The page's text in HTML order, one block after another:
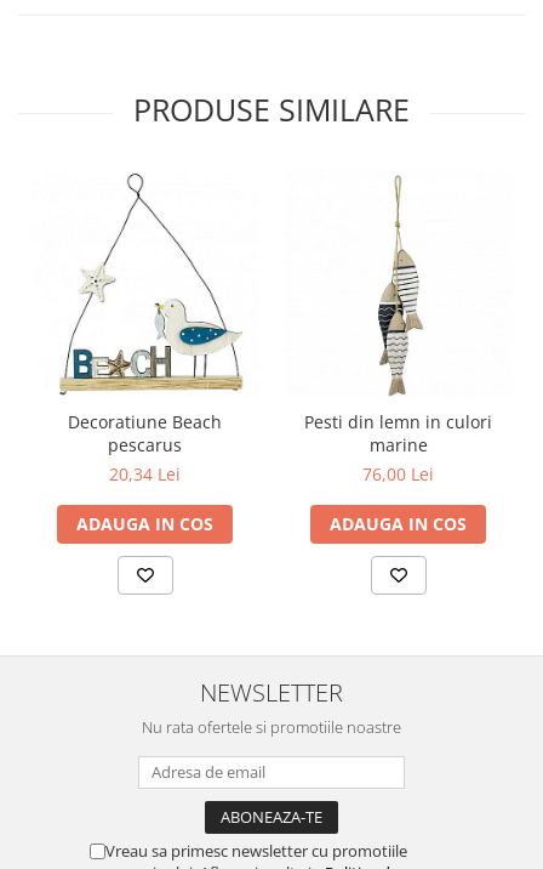
PRODUSE SIMILARE
Decoratiune Beach
pescarus
20,34 Lei
ADAUGA IN COS
Pesti din lemn in culori
marine
76,00 Lei
ADAUGA IN COS
NEWSLETTER
Nu rata ofertele si promotiile noastre
Vreau sa primesc newsletter cu promotiile